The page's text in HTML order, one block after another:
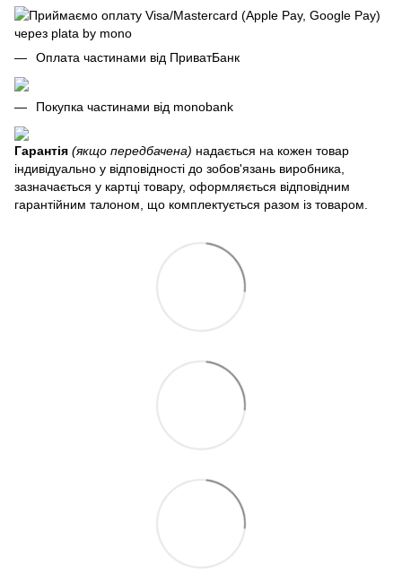
Оплата частинами від ПриватБанк
Покупка частинами від monobank
Гарантія (якщо передбачена) надається на кожен товар
індивідуально у відповідності до зобов'язань виробника,
зазначається у картці товару, оформляється відповідним
гарантійним талоном, що комплектується разом із товаром.